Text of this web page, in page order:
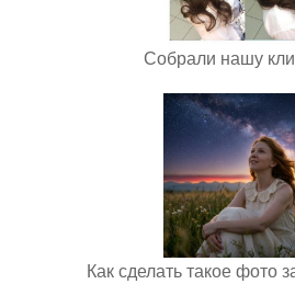
Собрали нашу
Как сделать такое фото